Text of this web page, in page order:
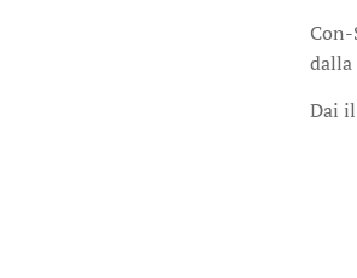
dalla
Dai